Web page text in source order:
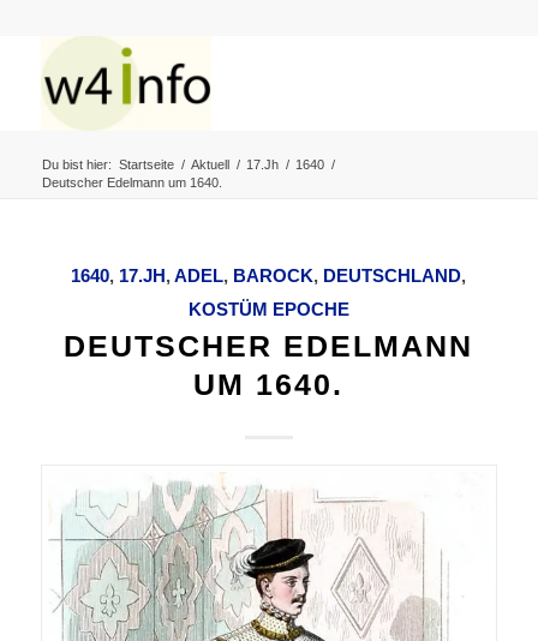
Du bist hier: Startseite / Aktuell / 17.Jh / 1640 /
Deutscher Edelmann um 1640.
1640, 17.JH,ADEL, BAROCK, DEUTSCHLAND,
KOSTÜM EPOCHE
DEUTSCHER EDELMANN
UM 1640.